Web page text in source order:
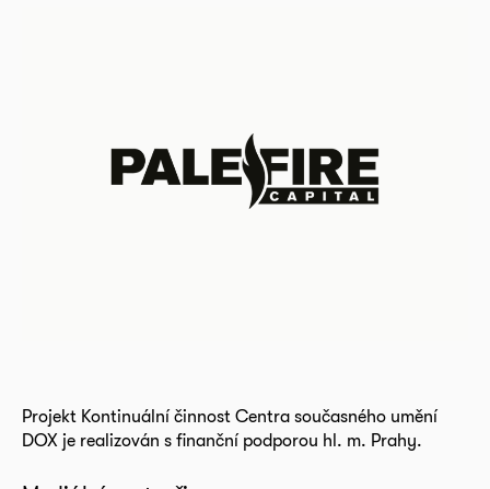
Projekt Kontinuální činnost Centra současného umění
DOX je realizován s finanční podporou hl. m. Prahy.